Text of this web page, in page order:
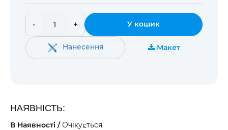
- + У кошик
Нанесення Макет
НАЯВНІСТЬ:
В Наявності /Очікується